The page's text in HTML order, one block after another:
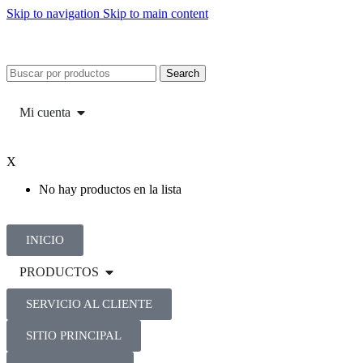
Skip to navigation Skip to main content
Search
Mi cuenta
X
No hay productos en la lista
INICIO
PRODUCTOS
SERVICIO AL CLIENTE
SITIO PRINCIPAL